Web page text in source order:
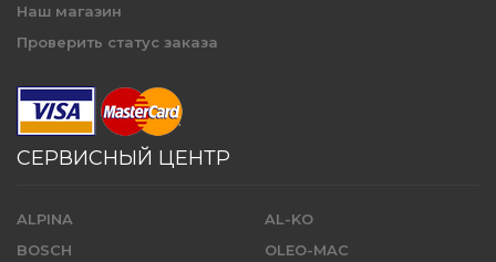
Наш магазин
Проверить статус заказа
СЕРВИСНЫЙ ЦЕНТР
ALPINA
BOSCH
AL-KO
OLEO-MAC